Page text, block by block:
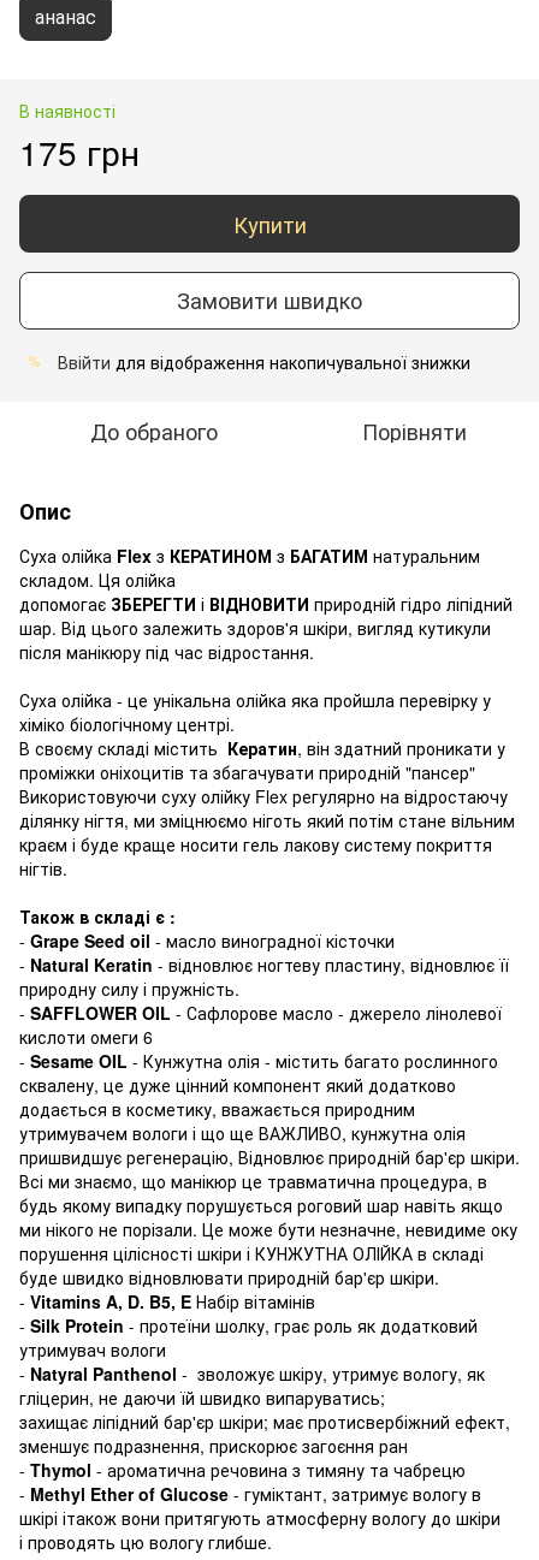
ананас
В наявності
175 грн
Купити
Замовити швидко
% Ввійти для відображення накопичувальної знижки
До обраного Порівняти
Опис
Суха олійка Flex з КЕРАТИНОМ з БАГАТИМ натуральним
складом. Ця олійка
допомогає ЗБЕРЕГТИ і ВІДНОВИТИ природній гідро ліпідний
шар. Від цього залежить здоров'я шкіри, вигляд кутикули
після манікюру під час відростання.
Суха олійка - це унікальна олійка яка пройшла перевірку у
хіміко біологічному центрі.
В своєму складі містить Кератин, він здатний проникати у
проміжки оніхоцитів та збагачувати природній "пансер"
Використовуючи суху олійку Flex регулярно на відростаючу
ділянку нігтя, ми зміцнюємо ніготь який потім стане вільним
краєм і буде краще носити гель лакову систему покриття
нігтів.
Також в складі є :
- Grape Seed oil - масло виноградної кісточки
- Natural Keratin - відновлює ногтеву пластину, відновлює її
природну силу і пружність.
- SAFFLOWER OIL - Сафлорове масло - джерело лінолевої
кислоти омеги 6
- Sesame OIL - Кунжутна олія - містить багато рослинного
сквалену, це дуже цінний компонент який додатково
додається в косметику, вважається природним
утримувачем вологи і що ще ВАЖЛИВО, кунжутна олія
пришвидшує регенерацію, Відновлює природній бар'єр шкіри.
Всі ми знаємо, що манікюр це травматична процедура, в
будь якому випадку порушується роговий шар навіть якщо
ми нікого не порізали. Це може бути незначне, невидиме оку
порушення цілісності шкіри і КУНЖУТНА ОЛІЙКА в складі
буде швидко відновлювати природній бар'єр шкіри.
- Vitamins A, D. B5, E Набір вітамінів
- Silk Protein - протеїни шолку, грає роль як додатковий
утримувач вологи
- Natyral Panthenol - зволожує шкіру, утримує вологу, як
гліцерин, не даючи їй швидко випаруватись;
захищає ліпідний бар'єр шкіри; має протисвербіжний ефект,
зменшує подразнення, прискорює загоєння ран
- Thymol - ароматична речовина з тимяну та чабрецю
- Methyl Ether of Glucose - гуміктант, затримує вологу в
шкірі ітакож вони притягують атмосферну вологу до шкіри
і проводять цю вологу глибше.